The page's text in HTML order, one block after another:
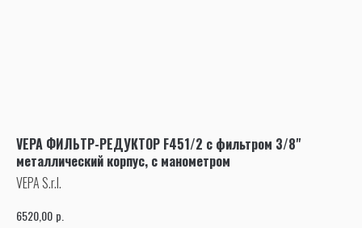
VEPA ФИЛЬТР-РЕДУКТОР F451/2 с фильтром 3/8"
металлический корпус, с манометром
VEPA S.r.l.
6520,00 р.